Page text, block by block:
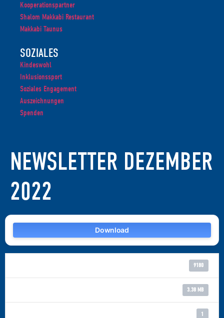
Kooperationspartner
Shalom Makkabi Restaurant
Makkabi Taunus
SOZIALES
Kindeswohl
Inklusionssport
Soziales Engagement
Auszeichnungen
Spenden
NEWSLETTER DEZEMBER
2022
Download
9180
3.38 MB
1